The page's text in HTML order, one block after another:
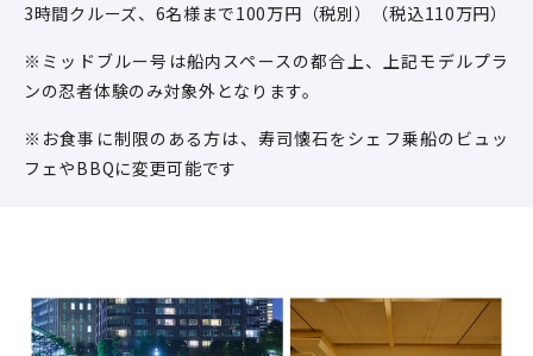
3時間クルーズ、6名様まで100万円（税別）（税込110万円）
※ミッドブルー号は船内スペースの都合上、上記モデルプラ
ンの忍者体験のみ対象外となります。
※お食事に制限のある方は、寿司懐石をシェフ乗船のビュッ
フェやBBQに変更可能です